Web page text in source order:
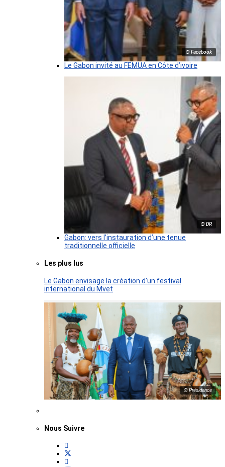
© Facebook
Le Gabon invité au FEMUA en Côte d’ivoire
© DR
Gabon: vers l’instauration d’une tenue
traditionnelle officielle
Les plus lus
Le Gabon envisage la création d’un festival
international du Mvet
© Présidence
Nous Suivre